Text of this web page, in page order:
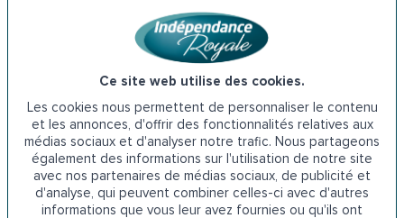
Ce site web utilise des cookies.
Les cookies nous permettent de personnaliser le contenu
et les annonces, d'offrir des fonctionnalités relatives aux
médias sociaux et d'analyser notre trafic. Nous partageons
également des informations sur l'utilisation de notre site
avec nos partenaires de médias sociaux, de publicité et
d'analyse, qui peuvent combiner celles-ci avec d'autres
informations que vous leur avez fournies ou qu'ils ont
Des aides sous forme de subventions ou de prêts peuvent
être attribuées pour financer l’acquisition d’un monte-
escalier à destination des personnes âgées ou
handicapées. L’ADIL, ou Agence départementale
d’information sur le logement, peut être sollicitée pour
trouver l’aide la plus adaptée à la situation de chacun.
Cette association à but non lucratif propose différents
prêts à taux réduit, dont le prêt social à l’amélioration de
l’habitat.